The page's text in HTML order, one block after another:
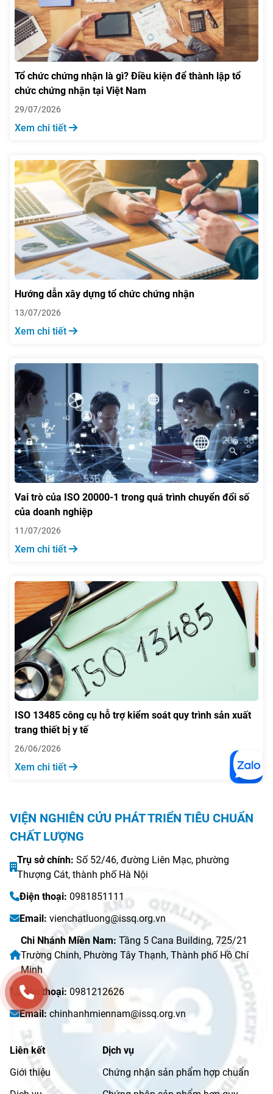
Tổ chức chứng nhận là gì? Điều kiện để thành lập tổ
chức chứng nhận tại Việt Nam
29/07/2026
Xem chi tiết
Hướng dẫn xây dựng tổ chức chứng nhận
13/07/2026
Xem chi tiết
Vai trò của ISO 20000-1 trong quá trình chuyển đổi số
của doanh nghiệp
11/07/2026
Xem chi tiết
ISO 13485 công cụ hỗ trợ kiểm soát quy trình sản xuất
trang thiết bị y tế
26/06/2026
Xem chi tiết
VIỆN NGHIÊN CỨU PHÁT TRIỂN TIÊU CHUẨN
CHẤT LƯỢNG
Trụ sở chính: Số 52/46, đường Liên Mạc, phường
Thượng Cát, thành phố Hà Nội
Điện thoại: 0981851111
Email: vienchatluong@issq.org.vn
Chi Nhánh Miền Nam: Tầng 5 Cana Building, 725/21
Trường Chinh, Phường Tây Thạnh, Thành phố Hồ Chí
Minh
Điện thoại: 0981212626
Email: chinhanhmiennam@issq.org.vn
Liên kết
Giới thiệu
Dịch vụ
Chứng nhận sản phẩm hợp chuẩn